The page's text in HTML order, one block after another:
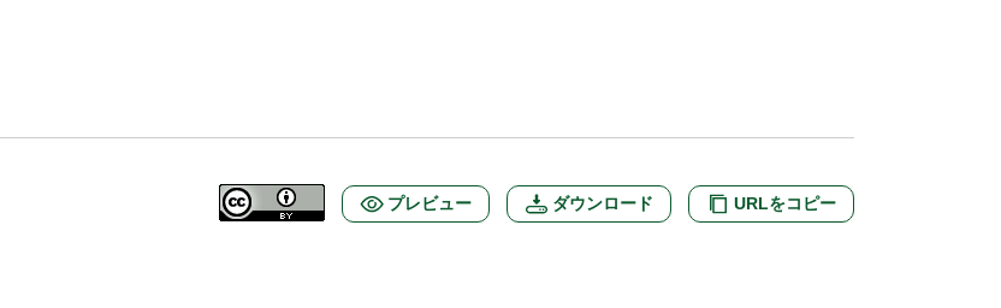
プレビュー ダウンロード URLをコピー